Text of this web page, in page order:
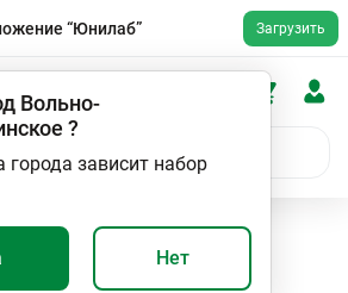
“Юнилаб” Загрузить
Вольно-
?
города зависит набор
Нет
Анализы
- 19
Антитела IgG и Ig M к